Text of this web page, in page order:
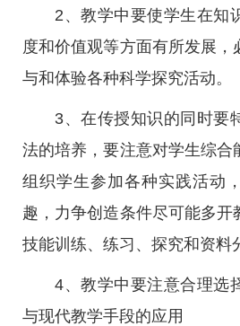
2、教学中要使学生在知
度和价值观等方面有所发展，
与和体验各种科学探究活动。
3、在传授知识的同时要
法的培养，要注意对学生综合
组织学生参加各种实践活动
趣，力争创造条件尽可能多开
技能训练、练习、探究和资料
4、教学中要注意合理选
与现代教学手段的应用